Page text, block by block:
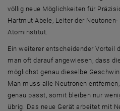
völlig neue Möglichkeiten für
Hartmut Abele, Leiter der
Atominstitut.
Ein weiterer entscheidender Vorteil
man oft darauf angewiesen, dass
möglichst genau dieselbe
Man muss alle Neutronen
genau passt, somit bleiben nur
übrig. Das neue Gerät arbeitet mit